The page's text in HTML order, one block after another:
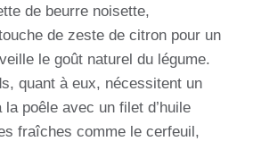
de beurre noisette,
de zeste de citron pour un
le goût naturel du légume.
quant à eux, nécessitent un
poêle avec un filet d’huile
fraîches comme le cerfeuil,